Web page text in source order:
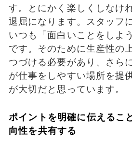
す。とにかく楽しくしなけ
退屈になります。スタッフ
いつも「面白いことをしよ
です。そのために生産性の
つづける必要があり、さら
が仕事をしやすい場所を提
が大切だと思っています。
ポイントを明確に伝えるこ
向性を共有する